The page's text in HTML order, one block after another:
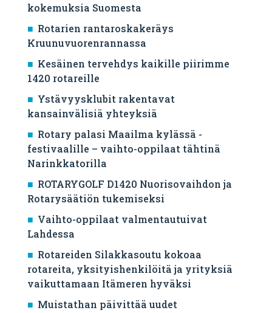
kokemuksia Suomesta
Rotarien rantaroskakeräys
Kruunuvuorenrannassa
Kesäinen tervehdys kaikille piirimme
1420 rotareille
Ystävyysklubit rakentavat
kansainvälisiä yhteyksiä
Rotary palasi Maailma kylässä -
festivaalille – vaihto-oppilaat tähtinä
Narinkkatorilla
ROTARYGOLF D1420 Nuorisovaihdon ja
Rotarysäätiön tukemiseksi
Vaihto-oppilaat valmentautuivat
Lahdessa
Rotareiden Silakkasoutu kokoaa
rotareita, yksityishenkilöitä ja yrityksiä
vaikuttamaan Itämeren hyväksi
Muistathan päivittää uudet